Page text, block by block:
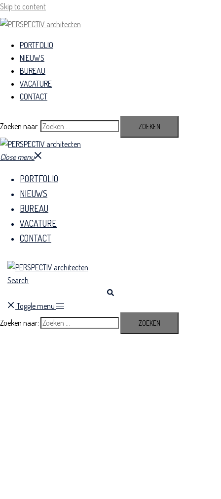
Skip to content
PORTFOLIO
NIEUWS
BUREAU
VACATURE
CONTACT
Zoeken naar:
Close menu
PORTFOLIO
NIEUWS
BUREAU
VACATURE
CONTACT
Search
Toggle menu
Zoeken naar: